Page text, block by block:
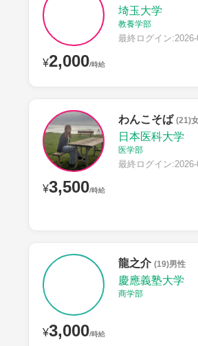
¥2,000/時給
埼玉大学
教養学部
最終ログイン
¥3,500/時給
わんこそば (21)
日本医科大学
医学部
最終ログイン
¥3,000/時給
龍之介 (19)男性
慶應義塾大学
商学部